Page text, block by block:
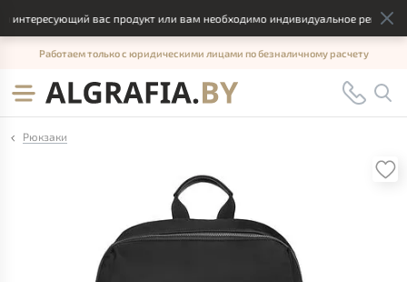
вас продукт или вам необходимо индивидуальное
Работаем только с юридическими лицами по безналичному расчету
Рюкзаки